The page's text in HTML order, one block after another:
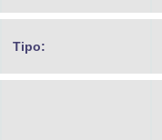
Tipo: